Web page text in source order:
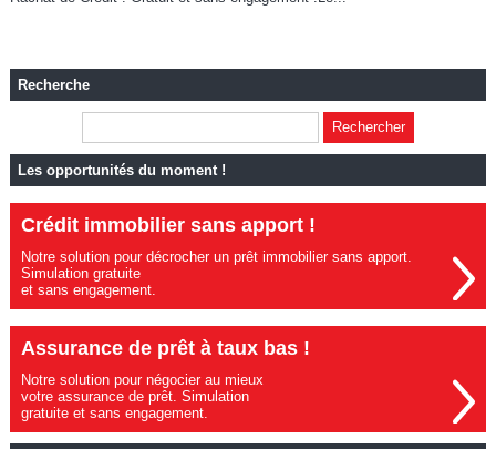
Recherche
Les opportunités du moment !
Crédit immobilier sans apport !
Notre solution pour décrocher un prêt immobilier sans apport.
Simulation gratuite
et sans engagement.
Assurance de prêt à taux bas !
Notre solution pour négocier au mieux
votre assurance de prêt. Simulation
gratuite et sans engagement.